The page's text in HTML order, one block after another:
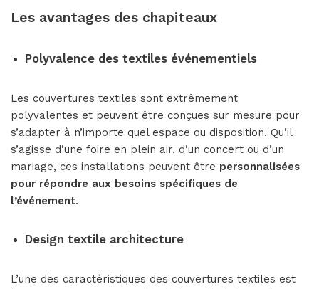
Les avantages des chapiteaux
Polyvalence des textiles événementiels
Les couvertures textiles sont extrêmement
polyvalentes et peuvent être conçues sur mesure pour
s’adapter à n’importe quel espace ou disposition. Qu’il
s’agisse d’une foire en plein air, d’un concert ou d’un
mariage, ces installations peuvent être personnalisées
pour répondre aux besoins spécifiques de
l’événement.
Design textile architecture
L’une des caractéristiques des couvertures textiles est